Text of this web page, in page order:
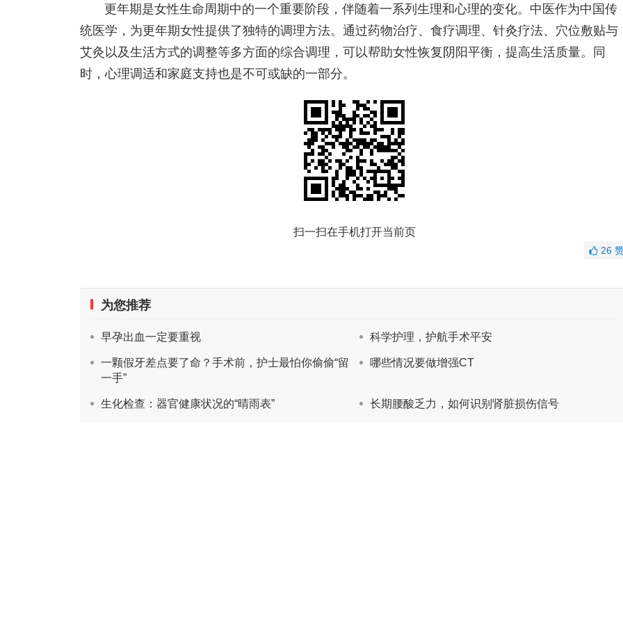
更年期是女性生命周期中的一个重要阶段，伴随着一系列生理和心理的变化。中医作为中国传
统医学，为更年期女性提供了独特的调理方法。通过药物治疗、食疗调理、针灸疗法、穴位敷贴与
艾灸以及生活方式的调整等多方面的综合调理，可以帮助女性恢复阴阳平衡，提高生活质量。同
时，心理调适和家庭支持也是不可或缺的一部分。
扫一扫在手机打开当前页
26
为您推荐
早孕出血一定要重视 科学护理，护航手术平安
一颗假牙差点要了命？手术前，护士最怕你偷偷“留
一手”
哪些情况要做增强CT
生化检查：器官健康状况的“晴雨表” 长期腰酸乏力，如何识别肾脏损伤信号